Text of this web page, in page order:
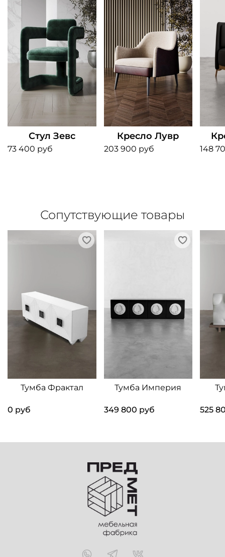
Стул Зевс
73 400 руб
Кресло Лувр
203 900 руб 148
Сопутствующие товары
Тумба Фрактал
0 руб
Тумба Империя
349 800 руб 525